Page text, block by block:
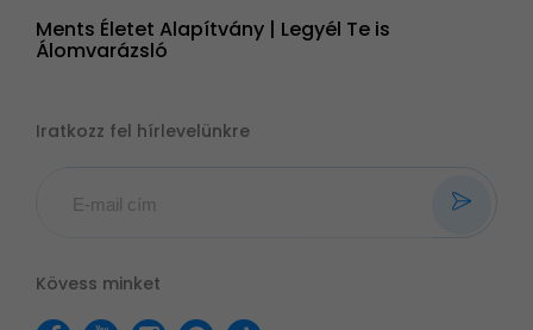
Ments Életet Alapítvány | Legyél Te is
Álomvarázsló
Iratkozz fel hírlevelünkre
Kövess minket